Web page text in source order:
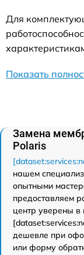
Для
Показать
Замена
Polaris
нашем
опытными
предоставляем
центр уверены в
дешевле при
или форму